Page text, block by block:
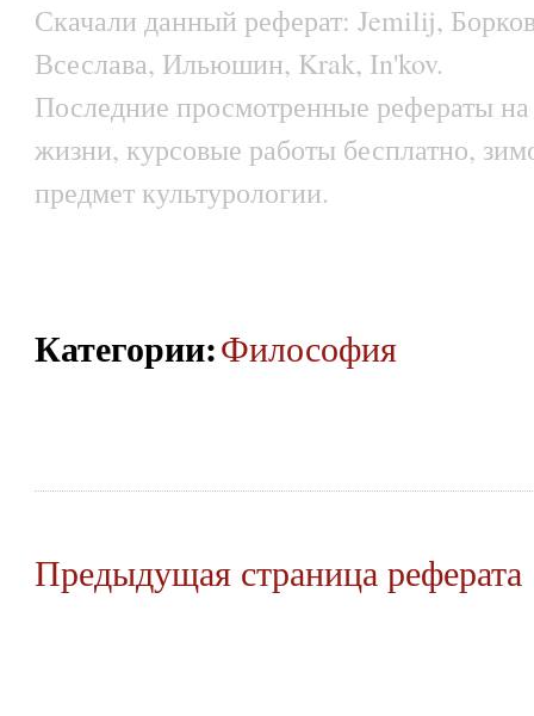
Скачали данный реферат: Jemilij,
Всеслава, Ильюшин, Krak, In'kov.
Последние просмотренные рефераты на
жизни, курсовые работы бесплатно,
предмет культурологии.
Категории:Философия
Предыдущая страница реферата